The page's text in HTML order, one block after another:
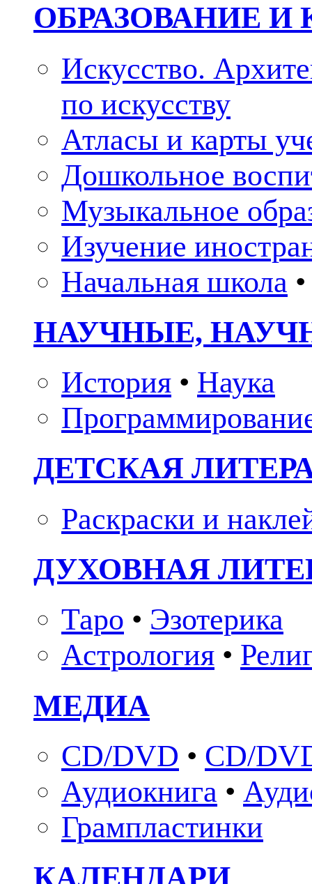
ОБРАЗОВАНИЕ И
Искусство.
по искусству
Атласы и карты
Дошкольное
Музыкальное
Изучение
Начальная школа •
НАУЧНЫЕ,
История • Наука
ДЕТСКАЯ
Раскраски и
ДУХОВНАЯ
Таро • Эзотерика
Астрология •
МЕДИА
CD/DVD • CD/
Аудиокнига •
Грампластинки